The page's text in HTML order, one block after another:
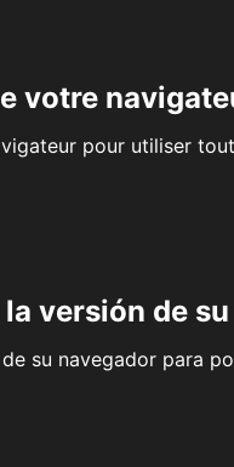
votre
pour utiliser
versión de
su navegador para